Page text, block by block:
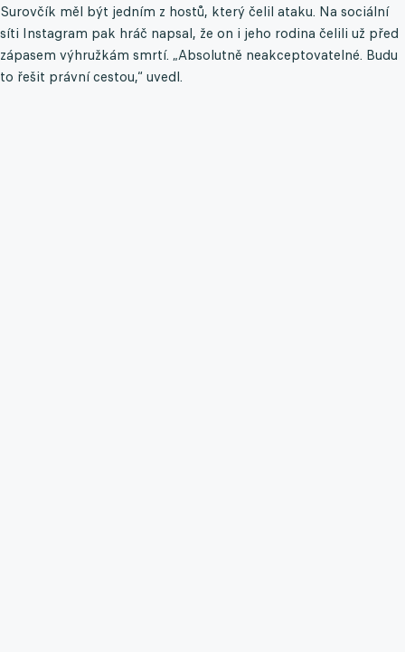
Surovčík měl být jedním z hostů, který čelil ataku. Na sociální
síti Instagram pak hráč napsal, že on i jeho rodina čelili už před
zápasem výhružkám smrtí. „Absolutně neakceptovatelné. Budu
to řešit právní cestou,“ uvedl.